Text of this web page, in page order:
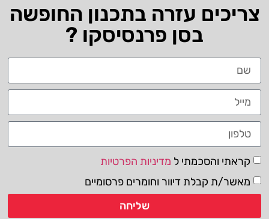
צריכים עזרה בתכנון החופשה
בסן פרנסיסקו ?
קראתי והסכמתי ל מדיניות הפרטיות
מאשר/ת קבלת דיוור וחומרים פרסומיים
שליחה